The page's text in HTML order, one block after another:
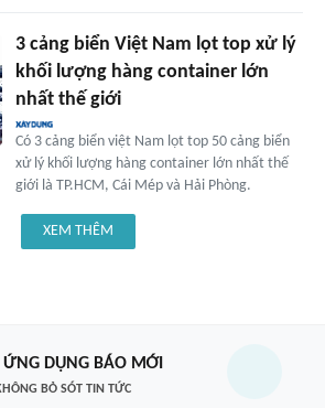
3 cảng biển Việt Nam lọt top xử lý
khối lượng hàng container lớn
nhất thế giới
Có 3 cảng biển việt Nam lọt top 50 cảng biển
xử lý khối lượng hàng container lớn nhất thế
giới là TP.HCM, Cái Mép và Hải Phòng.
XEM THÊM
ỨNG DỤNG BÁO MỚI
BỎ SÓT TIN TỨC